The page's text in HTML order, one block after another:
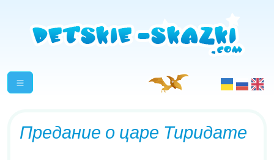
Предание о царе Тиридате